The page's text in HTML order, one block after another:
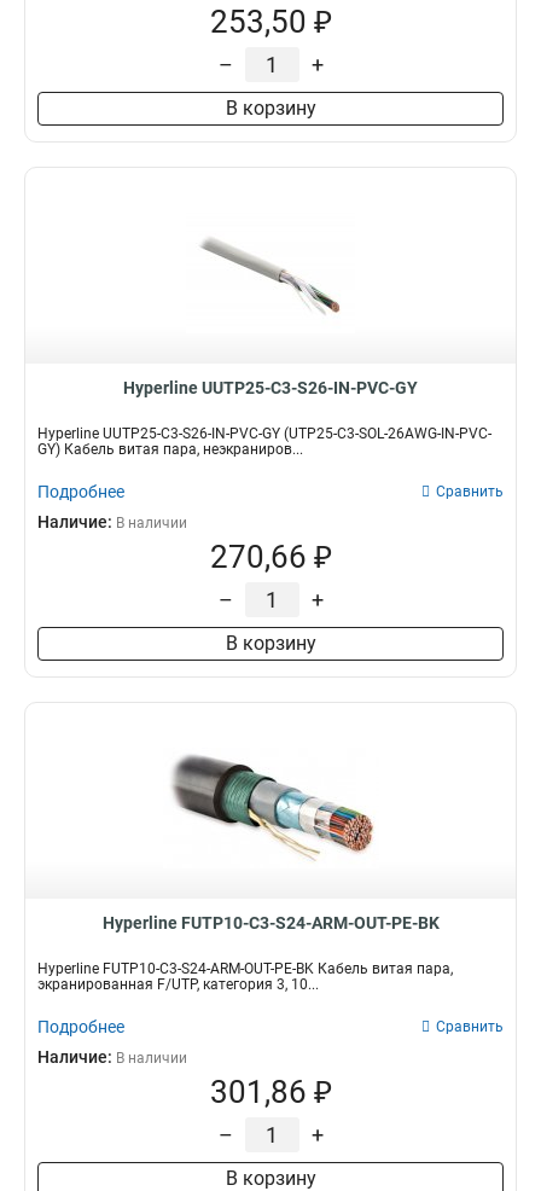
253,50 ₽
– +
В корзину
Hyperline UUTP25-C3-S26-IN-PVC-GY
Hyperline UUTP25-C3-S26-IN-PVC-GY (UTP25-C3-SOL-26AWG-IN-PVC-
GY) Кабель витая пара, неэкраниров...
Подробнее Сравнить
Наличие: В наличии
270,66 ₽
– +
В корзину
Hyperline FUTP10-C3-S24-ARM-OUT-PE-BK
Hyperline FUTP10-C3-S24-ARM-OUT-PE-BK Кабель витая пара,
экранированная F/UTP, категория 3, 10...
Подробнее Сравнить
Наличие: В наличии
301,86 ₽
– +
В корзину